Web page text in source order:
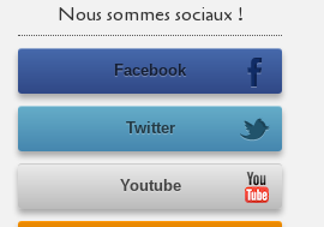
Nous sommes sociaux !
Facebook
Twitter
Youtube